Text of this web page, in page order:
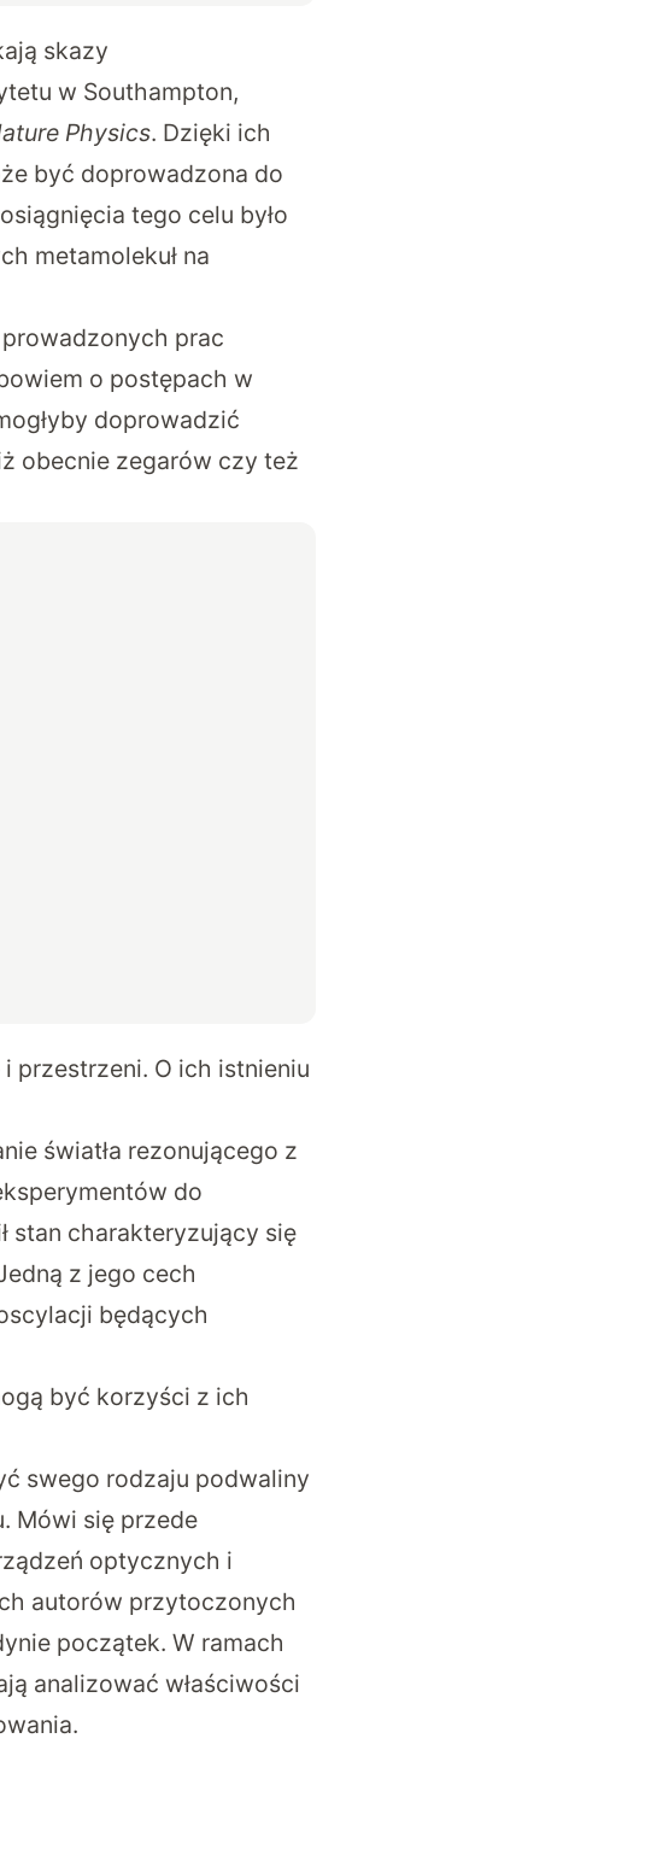
skazy
w Southampton,
Physics. Dzięki ich
być doprowadzona do
tego celu było
metamolekuł na
prac
o postępach w
doprowadzić
obecnie zegarów czy też
przestrzeni. O ich istnieniu
światła rezonującego z
do
stan charakteryzujący się
z jego cech
będących
być korzyści z ich
swego rodzaju podwaliny
Mówi się przede
optycznych i
autorów przytoczonych
początek. W ramach
analizować właściwości